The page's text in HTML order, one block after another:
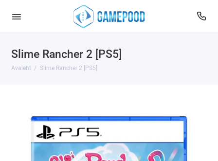
Slime Rancher 2 [PS5]
Avaleht Slime Rancher 2 [PS5]